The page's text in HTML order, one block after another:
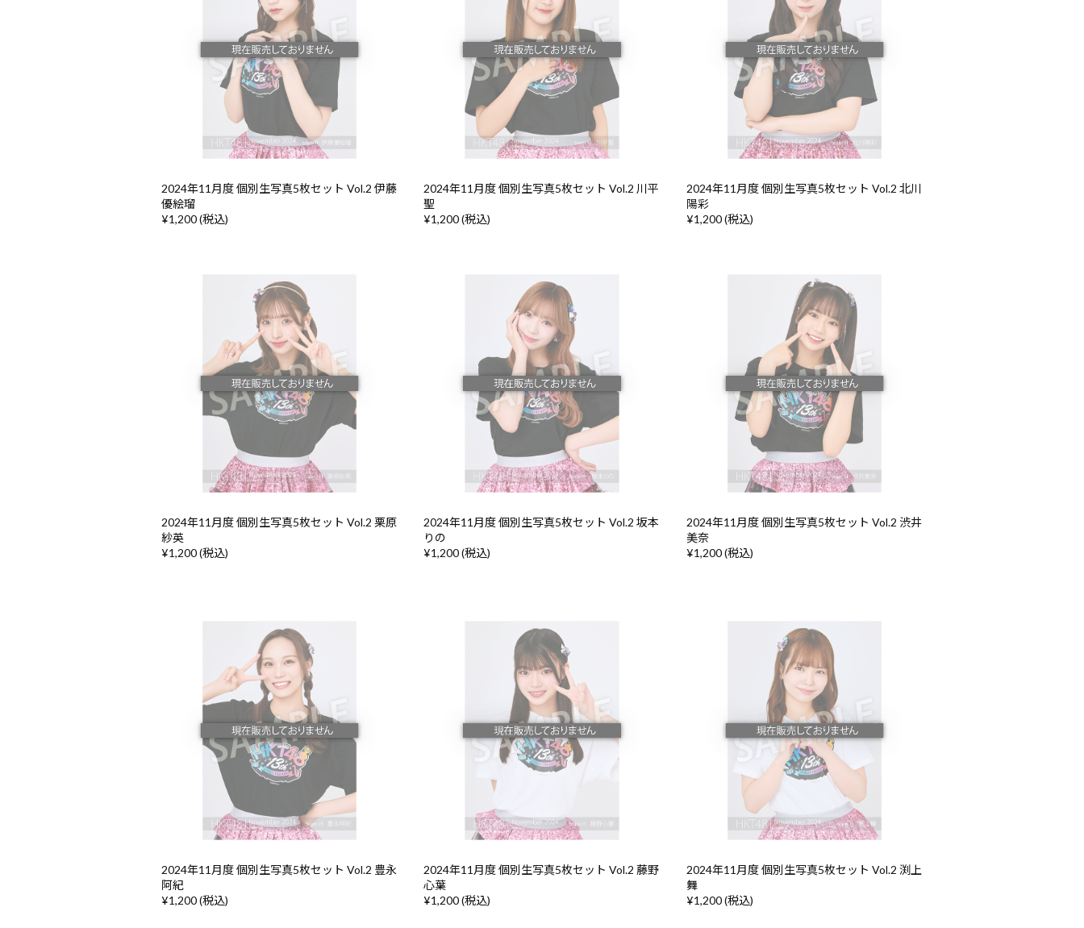
2024年11月度 個別生写真5枚セット Vol.2 伊藤
優絵瑠
¥1,200 (税込)
2024年11月度 個別生写真5枚セット Vol.2 川平
聖
¥1,200 (税込)
2024年11月度 個別生写真5枚セット Vol.2 北川
陽彩
¥1,200 (税込)
2024年11月度 個別生写真5枚セット Vol.2 栗原
紗英
¥1,200 (税込)
2024年11月度 個別生写真5枚セット Vol.2 坂本
りの
¥1,200 (税込)
2024年11月度 個別生写真5枚セット Vol.2 渋井
美奈
¥1,200 (税込)
2024年11月度 個別生写真5枚セット Vol.2 豊永
阿紀
¥1,200 (税込)
2024年11月度 個別生写真5枚セット Vol.2 藤野
心葉
¥1,200 (税込)
2024年11月度 個別生写真5枚セット Vol.2 渕上
舞
¥1,200 (税込)